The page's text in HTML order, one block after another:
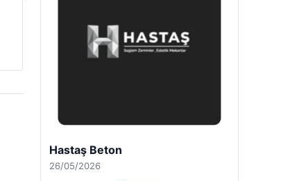
Enes Kaplan Avukatlık Bürosu
28/04/2026